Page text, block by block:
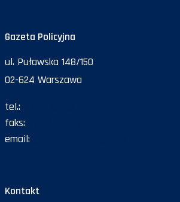
Gazeta Policyjna
ul. Puławska 148/150
02-624 Warszawa
tel.:
faks:
email:
Kontakt